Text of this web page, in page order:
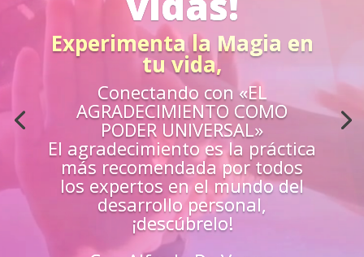
Acción
¿Sientes que no estás
preparado para los retos de la
vida?
Aprende«EN VIVO» de los mejores
guías y
maestros y superarte en todas las
áreas de tu vida
Únete y triunfa como un